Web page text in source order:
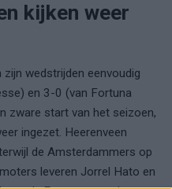
kijken weer
wedstrijden eenvoudig
en 3-0 (van Fortuna
zware start van het seizoen,
ingezet. Heerenveen
de Amsterdammers op
leveren Jorrel Hato en